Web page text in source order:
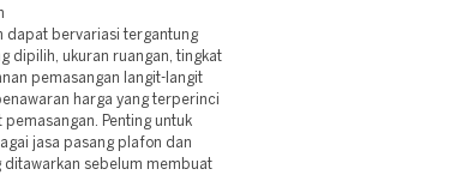
dapat bervariasi tergantung
dipilih, ukuran ruangan, tingkat
pemasangan langit-langit
harga yang terperinci
Penting untuk
jasa pasang plafon dan
ditawarkan sebelum membuat